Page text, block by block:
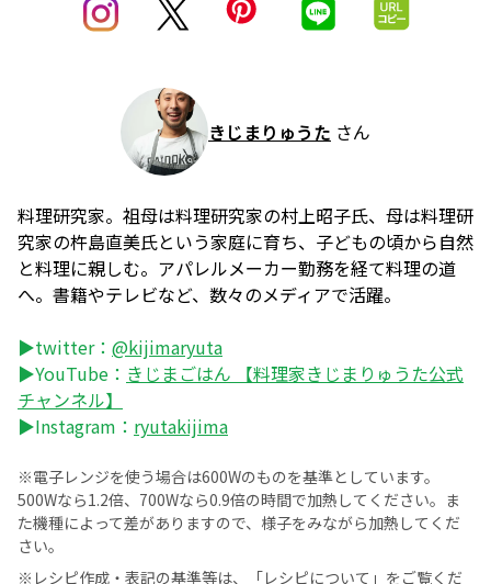
きじまりゅうた さん
料理研究家。祖母は料理研究家の村上昭子氏、母は料理研
究家の杵島直美氏という家庭に育ち、子どもの頃から自然
と料理に親しむ。アパレルメーカー勤務を経て料理の道
へ。書籍やテレビなど、数々のメディアで活躍。
▶twitter： @kijimaryuta
▶YouTube： きじまごはん 【料理家きじまりゅうた公式
チャンネル】
▶Instagram： ryutakijima
※電子レンジを使う場合は600Wのものを基準としています。
500Wなら1.2倍、700Wなら0.9倍の時間で加熱してください。ま
た機種によって差がありますので、様子をみながら加熱してくだ
さい。
※レシピ作成・表記の基準等は、
「レシピについて」 をご覧くだ